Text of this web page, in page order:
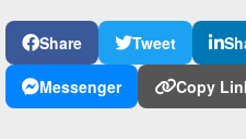
Share Tweet
Messenger
Copy